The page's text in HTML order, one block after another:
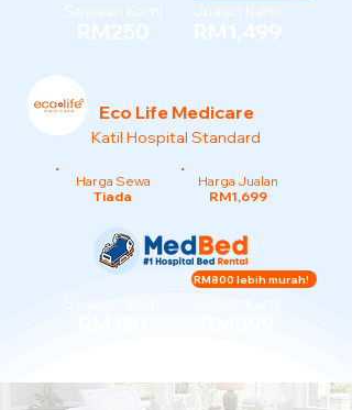
Sewaan Kami
RM250
Jualan Kami
RM1,499
Eco Life Medicare
Katil Hospital Standard
Harga Sewa
Tiada
Harga Jualan
RM1,699
RM800 lebih murah!